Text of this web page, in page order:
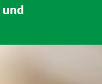
und